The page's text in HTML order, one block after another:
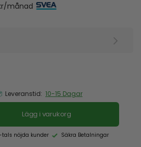
/månad
Leveranstid: 10-15 Dagar
Lägg i varukorg
tals nöjda kunder Säkra Betalningar